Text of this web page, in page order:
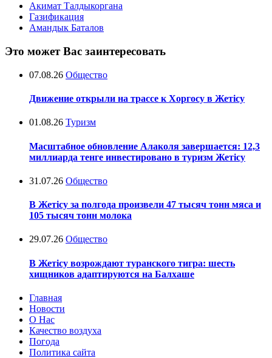
Акимат Талдыкоргана
Газификация
Амандык Баталов
Это может Вас заинтересовать
07.08.26 Общество
Движение открыли на трассе к Хоргосу в Жетісу
01.08.26 Туризм
Масштабное обновление Алаколя завершается: 12,3
миллиарда тенге инвестировано в туризм Жетісу
31.07.26 Общество
В Жетісу за полгода произвели 47 тысяч тонн мяса и
105 тысяч тонн молока
29.07.26 Общество
В Жетісу возрождают туранского тигра: шесть
хищников адаптируются на Балхаше
Главная
Новости
О Нас
Качество воздуха
Погода
Политика сайта